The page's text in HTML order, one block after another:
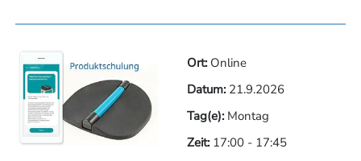
Ort: Online
Datum: 21.9.2026
Tag(e): Montag
Zeit: 17:00- 17:45